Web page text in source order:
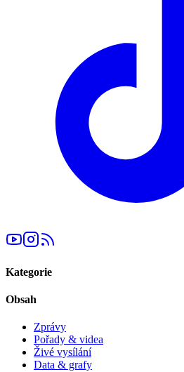
Kategorie
Obsah
Zprávy
Pořady & videa
Živé vysílání
Data & grafy